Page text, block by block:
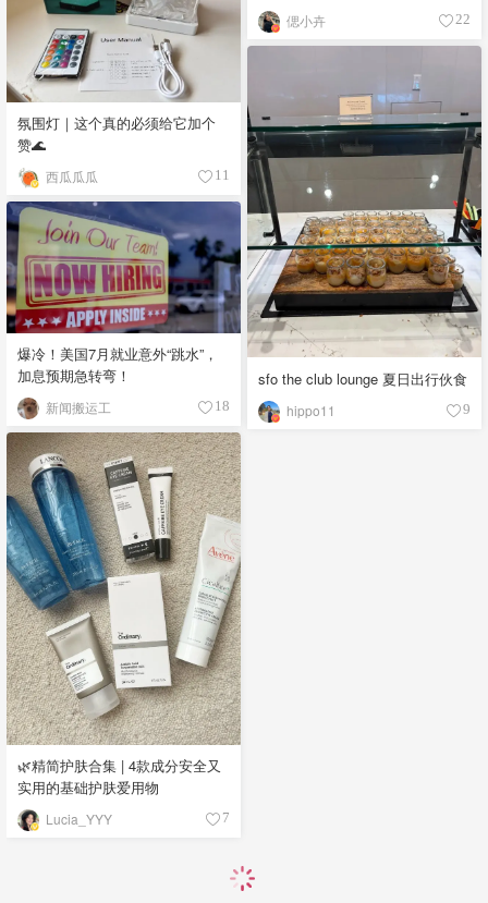
偲小卉 22
氛围灯｜这个真的必须给它加个
赞🌊
西瓜瓜瓜 11
sfo the club lounge 夏日出行伙食
hippo11 9
爆冷！美国7月就业意外“跳水”，
加息预期急转弯！
新闻搬运工 18
🌿精简护肤合集 | 4款成分安全又
实用的基础护肤爱用物
Lucia_YYY 7